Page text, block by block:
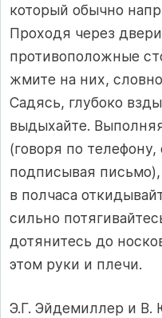
который обычно
Проходя через
противоположные
жмите на них,
Садясь, глубоко
выдыхайте.
(говоря по
подписывая
в полчаса
сильно
дотянитесь до
этом руки и плечи.
Э.Г. Эйдемиллер и В.